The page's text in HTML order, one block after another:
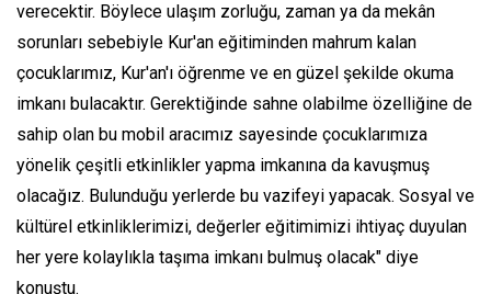
verecektir. Böylece ulaşım zorluğu, zaman ya da mekân
sorunları sebebiyle Kur'an eğitiminden mahrum kalan
çocuklarımız, Kur'an'ı öğrenme ve en güzel şekilde okuma
imkanı bulacaktır. Gerektiğinde sahne olabilme özelliğine de
sahip olan bu mobil aracımız sayesinde çocuklarımıza
yönelik çeşitli etkinlikler yapma imkanına da kavuşmuş
olacağız. Bulunduğu yerlerde bu vazifeyi yapacak. Sosyal ve
kültürel etkinliklerimizi, değerler eğitimimizi ihtiyaç duyulan
her yere kolaylıkla taşıma imkanı bulmuş olacak" diye
konuştu.